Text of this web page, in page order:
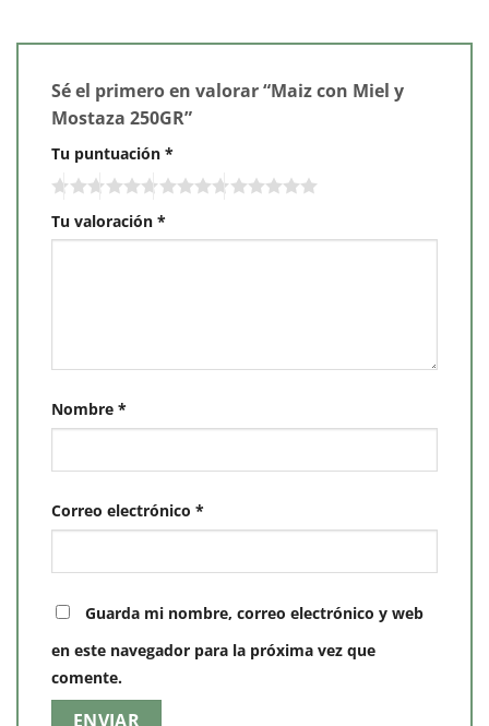
Sé el primero en valorar “Maiz con Miel y
Mostaza 250GR”
Tu puntuación *
Tu valoración *
Nombre *
Correo electrónico *
Guarda mi nombre, correo electrónico y web
en este navegador para la próxima vez que
comente.